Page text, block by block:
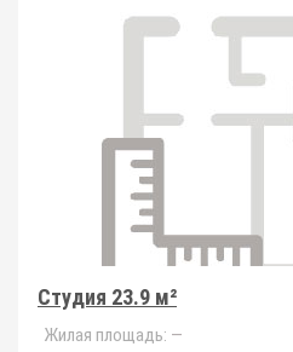
Студия 23.9 м²
Жилая площадь: —